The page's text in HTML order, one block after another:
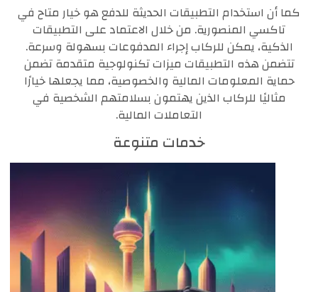
كما أن استخدام التطبيقات الحديثة للدفع هو خيار متاح في
تاكسي المنصورية. من خلال الاعتماد على التطبيقات
الذكية، يمكن للركاب إجراء المدفوعات بسهولة وسرعة.
تتضمن هذه التطبيقات ميزات تكنولوجية متقدمة تضمن
حماية المعلومات المالية والخصوصية، مما يجعلها خيارًا
مثاليًا للركاب الذين يهتمون بسلامتهم الشخصية في
التعاملات المالية.
خدمات متنوعة